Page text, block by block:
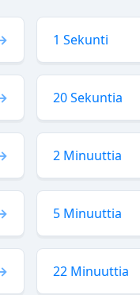
1 Sekunti
20 Sekuntia
2 Minuuttia
5 Minuuttia
22 Minuuttia